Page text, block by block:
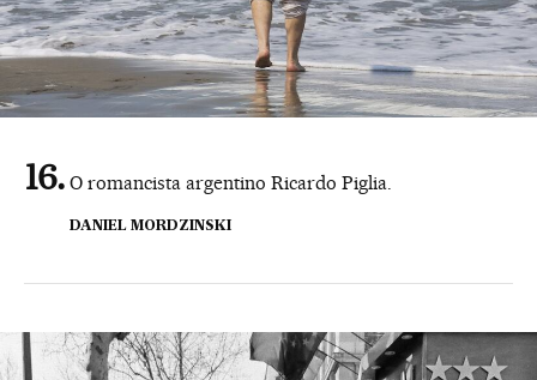
O romancista argentino Ricardo Piglia.
DANIEL MORDZINSKI